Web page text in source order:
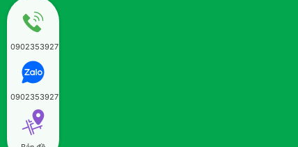
0902353927
0902353927